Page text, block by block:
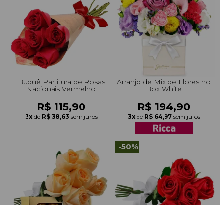
Buquê Partitura de Rosas
Nacionais Vermelho
R$ 115,90
3x de R$ 38,63 sem juros
Arranjo de Mix de Flores no
Box White
R$ 194,90
3x de R$ 64,97 sem juros
-50%